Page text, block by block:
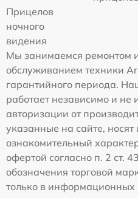
Прицелов
ночного
видения
Мы занимаемся ремонтом
обслуживанием техники
гарантийного периода.
работает независимо и не
авторизации от
указанные на сайте,
ознакомительный
офертой согласно п. 2 ст.
обозначения торговой
только в информационных